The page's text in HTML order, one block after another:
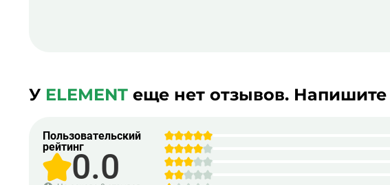
У ELEMENT еще нет отзывов.
Пользовательский
рейтинг
0.0